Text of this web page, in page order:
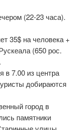
(22-23 часа).
35$ на человека +
(650 рос.
в 7.00 из центра
добираются
город в
памятники